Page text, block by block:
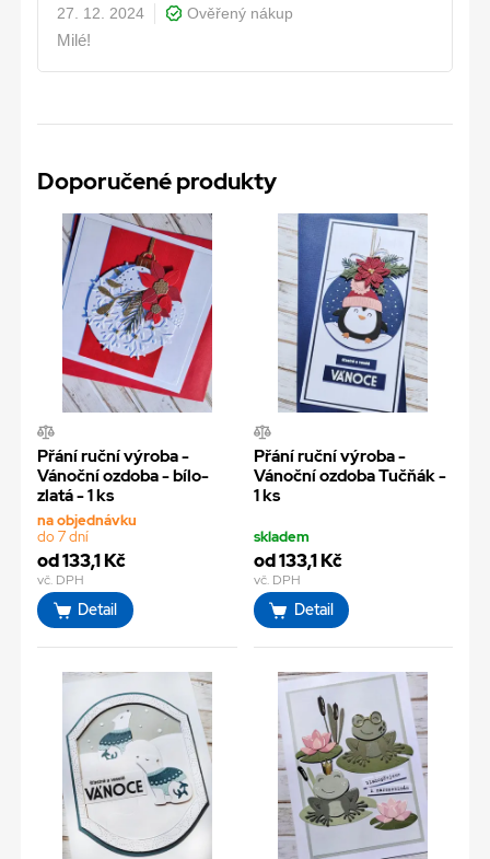
27. 12. 2024
Ověřený nákup
Milé!
Doporučené produkty
Přání ruční výroba -
Vánoční ozdoba - bílo-
zlatá - 1 ks
na objednávku
do 7 dní
od 133,1 Kč
vč. DPH
Detail
Přání ruční výroba -
Vánoční ozdoba Tučňák -
1 ks
skladem
od 133,1 Kč
vč. DPH
Detail